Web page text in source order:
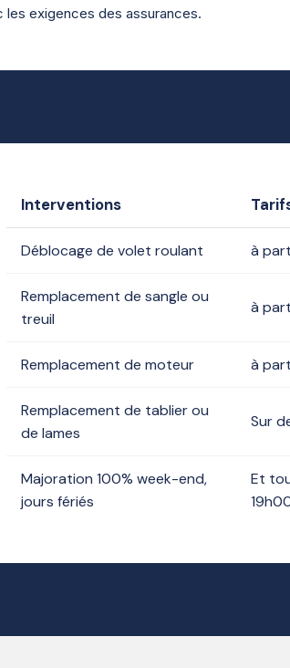
exigences des assurances.
Interventions
Déblocage de volet roulant à
Remplacement de sangle ou
treuil
à
Remplacement de moteur à
Remplacement de tablier ou
de lames
Sur
Majoration 100% week-end,
jours fériés
Et